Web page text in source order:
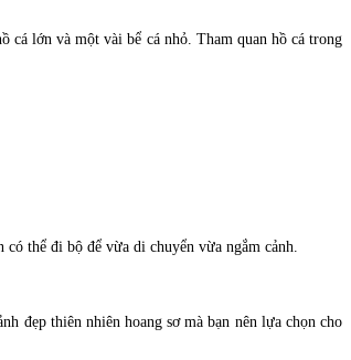
cá lớn và một vài bể cá nhỏ. Tham quan hồ cá trong
thể đi bộ để vừa di chuyển vừa ngắm cảnh.
đẹp thiên nhiên hoang sơ mà bạn nên lựa chọn cho